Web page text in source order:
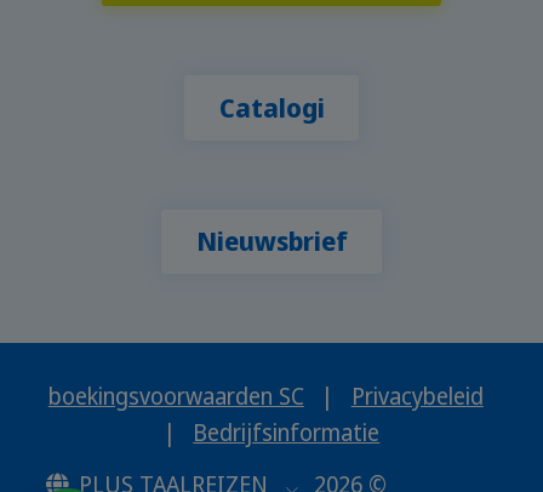
Catalogi
Nieuwsbrief
boekingsvoorwaarden SC |
Privacybeleid
|
Bedrijfsinformatie
PLUS TAALREIZEN
2026 ©